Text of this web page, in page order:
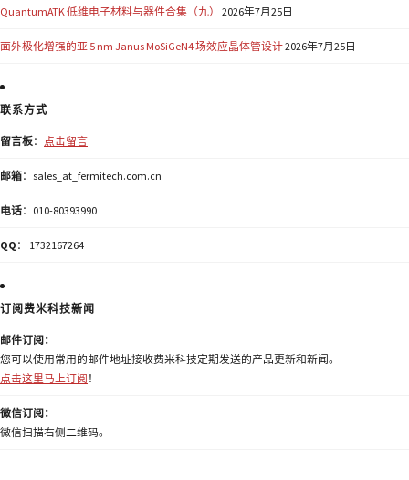
QuantumATK 低维电子材料与器件合集（九） 2026年7月25日
面外极化增强的亚 5 nm Janus MoSiGeN4 场效应晶体管设计2026年7月25日
联系方式
留言板： 点击留言
邮箱：sales_at_fermitech.com.cn
电话：010-80393990
QQ ： 1732167264
订阅费米科技新闻
邮件订阅：
您可以使用常用的邮件地址接收费米科技定期发送的产品更新和新闻。
点击这里马上订阅 ！
微信订阅：
微信扫描右侧二维码。